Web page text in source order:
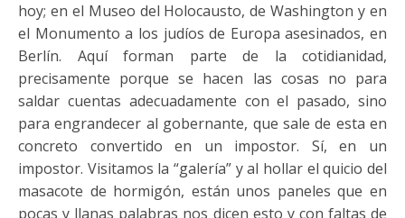
hoy; en el Museo del Holocausto, de Washington y en
el Monumento a los judíos de Europa asesinados, en
Berlín. Aquí forman parte de la cotidianidad,
precisamente porque se hacen las cosas no para
saldar cuentas adecuadamente con el pasado, sino
para engrandecer al gobernante, que sale de esta en
concreto convertido en un impostor. Sí, en un
impostor. Visitamos la “galería” y al hollar el quicio del
masacote de hormigón, están unos paneles que en
pocas y llanas palabras nos dicen esto y con faltas de